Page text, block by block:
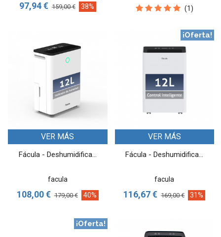
97,94 € 159,00 € 38% (1)
VER MÁS
Fácula - Deshumidifica...
facula
108,00 € 179,00 € 40%
¡Oferta!
VER MÁS
Fácula - Deshumidifica...
facula
116,67 € 169,00 € 31%
¡Oferta!